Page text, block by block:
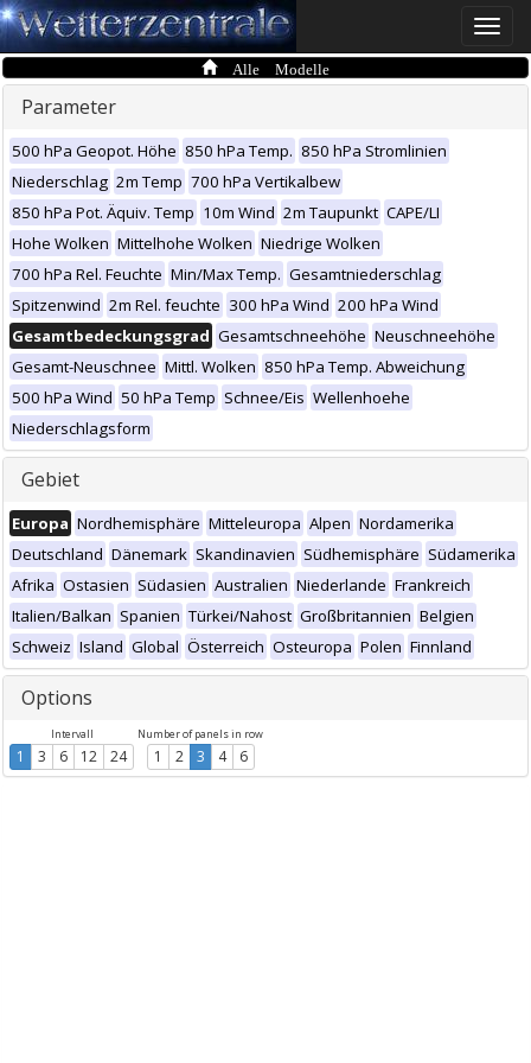
Toggle
Alle Modelle
Parameter
500 hPa Geopot. Höhe 850 hPa Temp. 850 hPa Stromlinien
Niederschlag 2m Temp 700 hPa Vertikalbew
850 hPa Pot. Äquiv. Temp 10m Wind 2m Taupunkt CAPE/LI
Hohe Wolken Mittelhohe Wolken Niedrige Wolken
700 hPa Rel. Feuchte Min/Max Temp. Gesamtniederschlag
Spitzenwind 2m Rel. feuchte 300 hPa Wind 200 hPa Wind
Gesamtbedeckungsgrad Gesamtschneehöhe Neuschneehöhe
Gesamt-Neuschnee Mittl. Wolken 850 hPa Temp. Abweichung
500 hPa Wind 50 hPa Temp Schnee/Eis Wellenhoehe
Niederschlagsform
Gebiet
Europa Nordhemisphäre Mitteleuropa Alpen Nordamerika
Deutschland Dänemark Skandinavien Südhemisphäre Südamerika
Afrika Ostasien Südasien Australien Niederlande Frankreich
Italien/Balkan Spanien Türkei/Nahost Großbritannien Belgien
Schweiz Island Global Österreich Osteuropa Polen Finnland
Options
Intervall
1 3 6 12 24
Number of panels in row
1 2 3 4 6